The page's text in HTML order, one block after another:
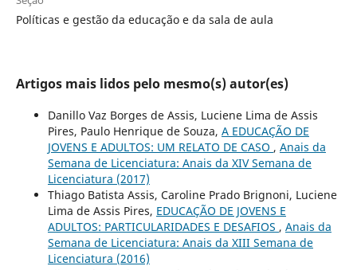
Políticas e gestão da educação e da sala de aula
Artigos mais lidos pelo mesmo(s) autor(es)
Danillo Vaz Borges de Assis, Luciene Lima de Assis
Pires, Paulo Henrique de Souza, A EDUCAÇÃO DE
JOVENS E ADULTOS: UM RELATO DE CASO , Anais da
Semana de Licenciatura: Anais da XIV Semana de
Licenciatura (2017)
Thiago Batista Assis, Caroline Prado Brignoni, Luciene
Lima de Assis Pires, EDUCAÇÃO DE JOVENS E
ADULTOS: PARTICULARIDADES E DESAFIOS , Anais da
Semana de Licenciatura: Anais da XIII Semana de
Licenciatura (2016)